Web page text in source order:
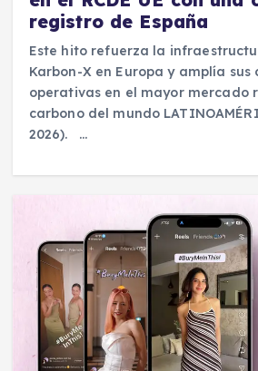
registro de España
Este hito refuerza la
Karbon-X en Europa y amplía
operativas en el mayor mercado
carbono del mundo
2026). …